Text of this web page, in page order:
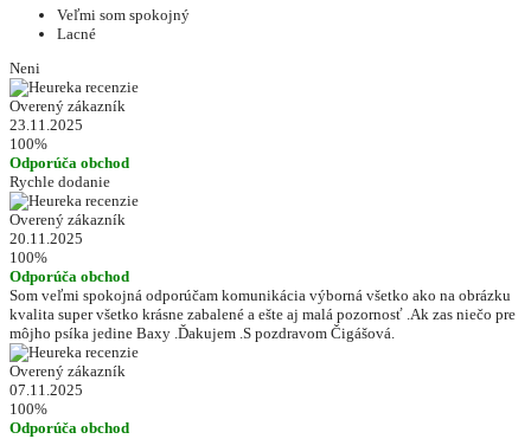
Veľmi som spokojný
Lacné
Neni
Overený zákazník
23.11.2025
100%
Odporúča obchod
Rychle dodanie
Overený zákazník
20.11.2025
100%
Odporúča obchod
Som veľmi spokojná odporúčam komunikácia výborná všetko ako na obrázku
kvalita super všetko krásne zabalené a ešte aj malá pozornosť .Ak zas niečo pre
môjho psíka jedine Baxy .Ďakujem .S pozdravom Čigášová.
Overený zákazník
07.11.2025
100%
Odporúča obchod